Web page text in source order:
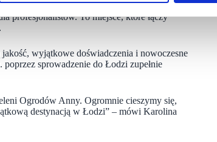
specjalizuje się w pielęgnacji włosów i skóry
profesjonalistów. To miejsce, które łączy
wyjątkowe doświadczenia i nowoczesne
sprowadzenie do Łodzi zupełnie
Ogrodów Anny. Ogromnie cieszymy się,
destynacją w Łodzi” – mówi Karolina